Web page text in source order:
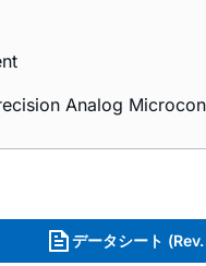
Analog
データシート